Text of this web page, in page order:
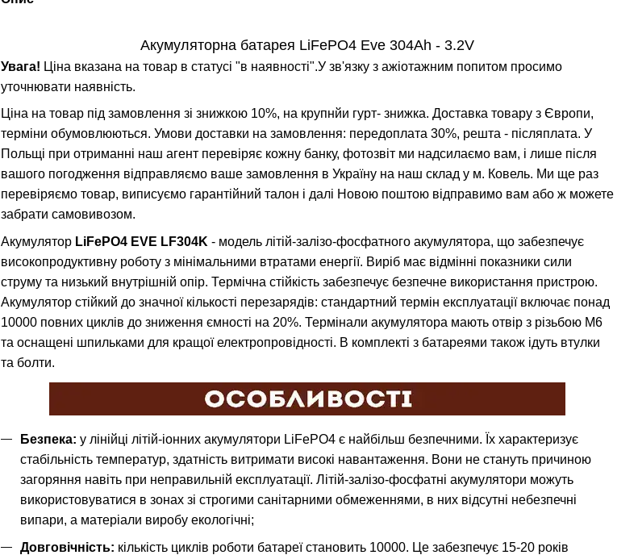
Акумуляторна батарея LiFePO4 Eve 304Ah - 3.2V
Увага! Ціна вказана на товар в статусі "в наявності".У зв'язку з ажіотажним попитом просимо
уточнювати наявність.
Ціна на товар під замовлення зі знижкою 10%, на крупнйи гурт- знижка. Доставка товару з Європи,
терміни обумовлюються. Умови доставки на замовлення: передоплата 30%, решта - післяплата. У
Польщі при отриманні наш агент перевіряє кожну банку, фотозвіт ми надсилаємо вам, і лише після
вашого погодження відправляємо ваше замовлення в Україну на наш склад у м. Ковель. Ми ще раз
перевіряємо товар, виписуємо гарантійний талон і далі Новою поштою відправимо вам або ж можете
забрати самовивозом.
Акумулятор LiFePO4 EVE LF304K - модель літій-залізо-фосфатного акумулятора, що забезпечує
високопродуктивну роботу з мінімальними втратами енергії. Виріб має відмінні показники сили
струму та низький внутрішній опір. Термічна стійкість забезпечує безпечне використання пристрою.
Акумулятор стійкий до значної кількості перезарядів: стандартний термін експлуатації включає понад
10000 повних циклів до зниження ємності на 20%. Термінали акумулятора мають отвір з різьбою М6
та оснащені шпильками для кращої електропровідності. В комплекті з батареями також ідуть втулки
та болти.
Безпека: у лінійці літій-іонних акумулятори LiFePO4 є найбільш безпечними. Їх характеризує
стабільність температур, здатність витримати високі навантаження. Вони не стануть причиною
загоряння навіть при неправильній експлуатації. Літій-залізо-фосфатні акумулятори можуть
використовуватися в зонах зі строгими санітарними обмеженнями, в них відсутні небезпечні
випари, а матеріали виробу екологічні;
Довговічність: кількість циклів роботи батареї становить 10000. Це забезпечує 15-20 років